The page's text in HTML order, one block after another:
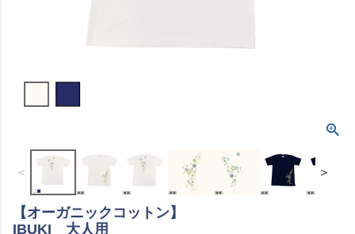
＜ ＞
【オーガニックコットン】
IBUKI 大人用